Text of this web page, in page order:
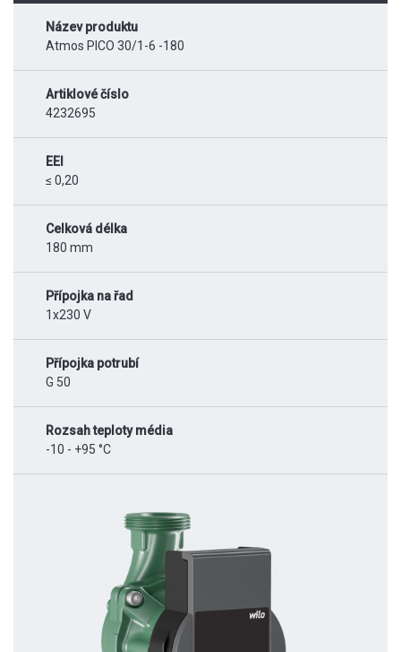
Název produktu
Atmos PICO 30/1-6 -180
Artiklové číslo
4232695
EEI
≤ 0,20
Celková délka
180 mm
Přípojka na řad
1x230 V
Přípojka potrubí
G 50
Rozsah teploty média
-10 - +95 °C